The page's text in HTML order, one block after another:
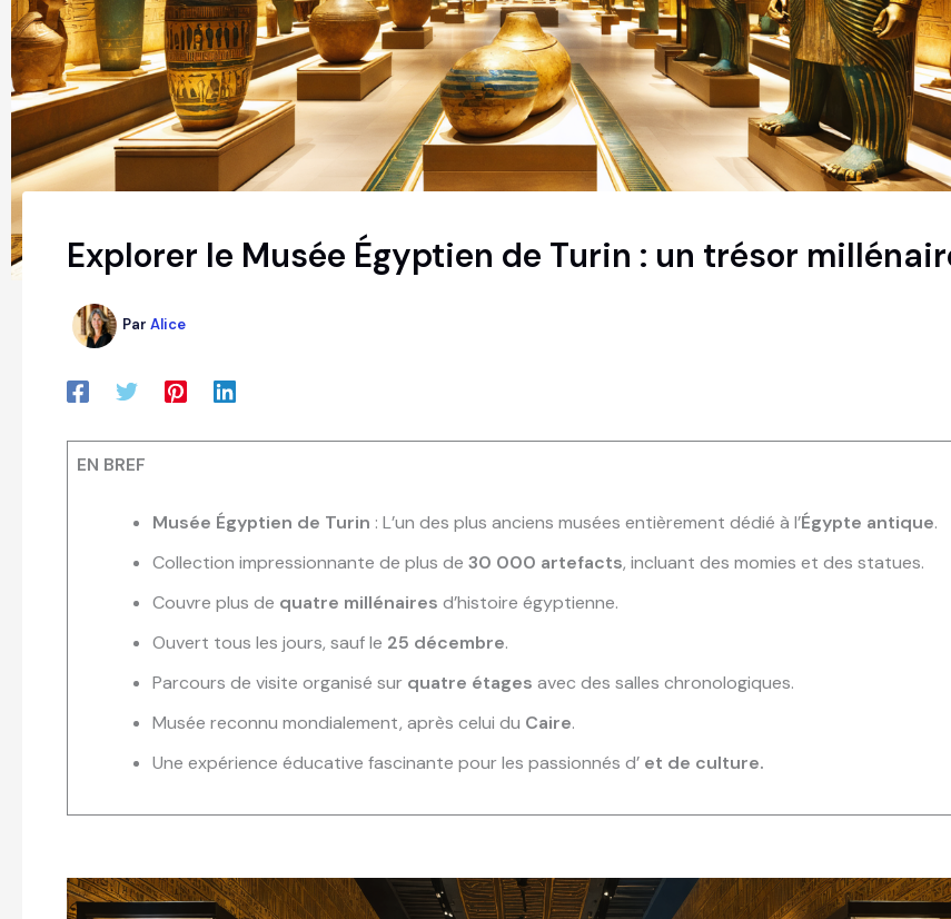
Explorer le Musée Égyptien de Turin : un trésor
Par Alice
EN BREF
Musée Égyptien de Turin : L’un des plus anciens musées entièrement dédié à l’Égypte antique.
Collection impressionnante de plus de 30 000 artefacts, incluant des momies et des statues.
Couvre plus de quatre millénaires d’histoire égyptienne.
Ouvert tous les jours, sauf le 25 décembre.
Parcours de visite organisé sur quatre étages avec des salles chronologiques.
Musée reconnu mondialement, après celui du Caire.
Une expérience éducative fascinante pour les passionnés d’ et de culture.